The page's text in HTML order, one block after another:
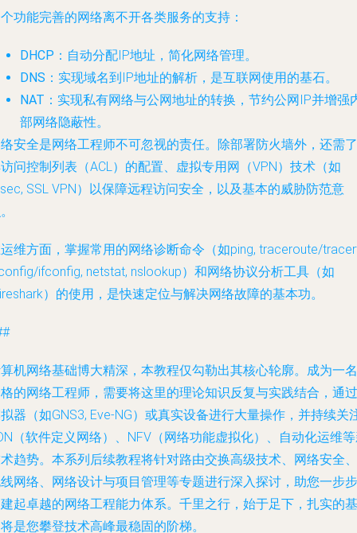
功能完善的网络离不开各类服务的支持：
DHCP ：自动分配IP地址，简化网络管理。
DNS ：实现域名到IP地址的解析，是互联网使用的基石。
NAT ：实现私有网络与公网地址的转换，节约公网IP并增强
部网络隐蔽性。
安全是网络工程师不可忽视的责任。除部署防火墙外，还需了
问控制列表（ACL）的配置、虚拟专用网（VPN）技术（如
SSL VPN）以保障远程访问安全，以及基本的威胁防范意
维方面，掌握常用的网络诊断命令（如ping, traceroute/
ifconfig, netstat, nslookup）和网络协议分析工具（如
）的使用，是快速定位与解决网络故障的基本功。
机网络基础博大精深，本教程仅勾勒出其核心轮廓。成为一名
的网络工程师，需要将这里的理论知识反复与实践结合，通过
器（如GNS3, Eve-NG）或真实设备进行大量操作，并持续关
（软件定义网络）、NFV（网络功能虚拟化）、自动化运维
趋势。本系列后续教程将针对路由交换高级技术、网络安全、
网络、网络设计与项目管理等专题进行深入探讨，助您一步步
起卓越的网络工程能力体系。千里之行，始于足下，扎实的基
是您攀登技术高峰最稳固的阶梯。